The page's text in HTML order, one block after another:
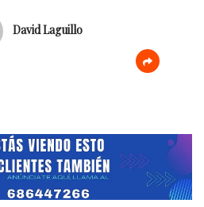
David Laguillo